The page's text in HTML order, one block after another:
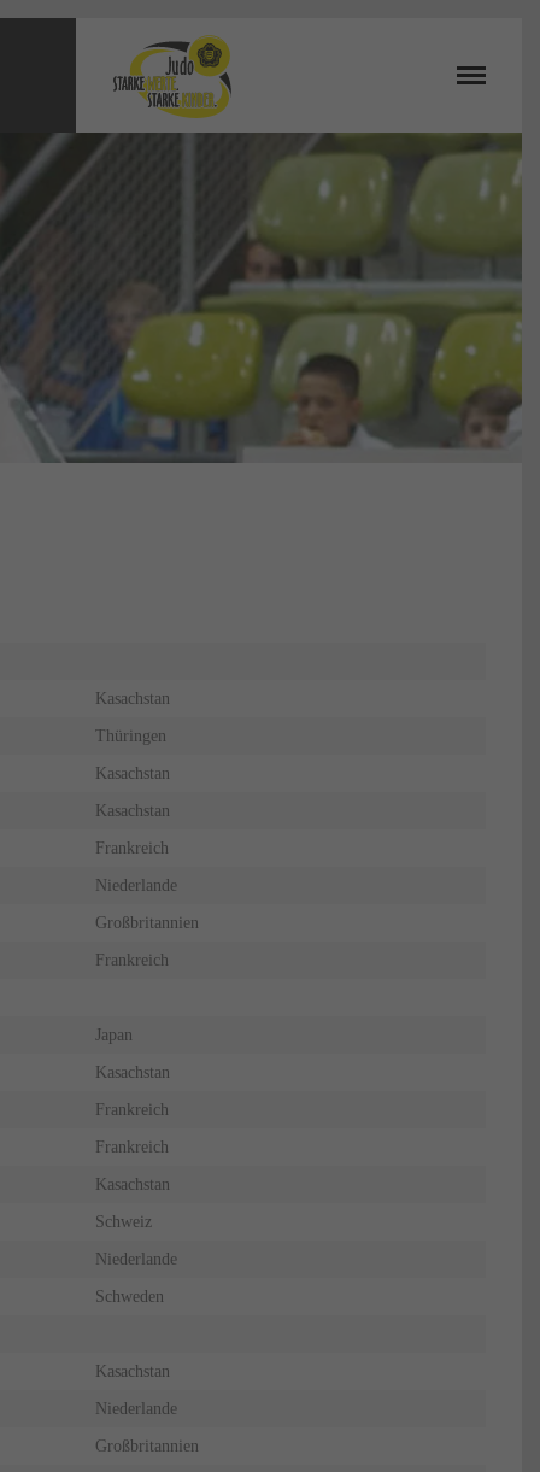
Kasachstan
Thüringen
Kasachstan
Kasachstan
Frankreich
Niederlande
Großbritannien
Frankreich
Japan
Kasachstan
Frankreich
Frankreich
Kasachstan
Schweiz
Niederlande
Schweden
Kasachstan
Niederlande
Großbritannien